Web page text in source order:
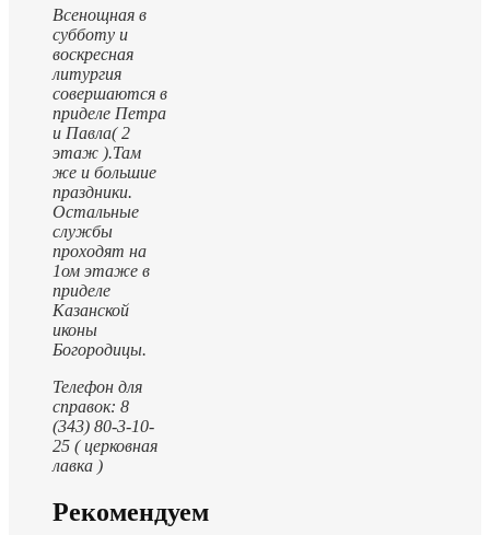
Всенощная в
субботу и
воскресная
литургия
совершаются в
приделе Петра
и Павла( 2
этаж ).Там
же и большие
праздники.
Остальные
службы
проходят на
1ом этаже в
приделе
Казанской
иконы
Богородицы.
Телефон для
справок: 8
(343) 80-3-10-
25 ( церковная
лавка )
Рекомендуем